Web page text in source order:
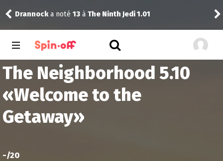
Drannocka noté 13 à The Ninth Jedi 1.01
The Neighborhood 5.10
«Welcome to the
Getaway»
-/20